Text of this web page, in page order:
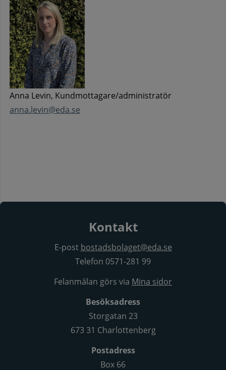
Anna Levin, Kundmottagare/administratör
anna.levin@eda.se
Kontakt
E-post bostadsbolaget@eda.se
Telefon 0571-281 99
Felanmälan görs via Mina sidor
Besöksadress
Storgatan 23
673 31 Charlottenberg
Postadress
Box 66